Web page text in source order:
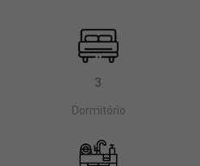
3
Dormitório